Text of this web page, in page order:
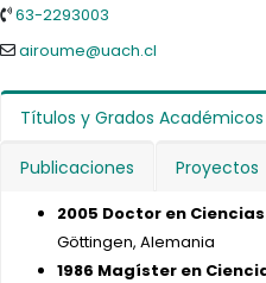
63-2293003
airoume@uach.cl
Títulos y Grados Académicos
Publicaciones Proyectos
2005 Doctor en
Göttingen, Alemania
1986 Magíster en